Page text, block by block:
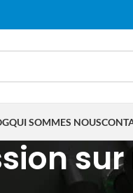
QUI SOMMES NOUS
“impression sur